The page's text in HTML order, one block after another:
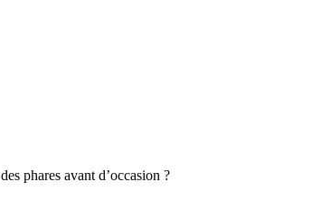
phares avant d’occasion ?